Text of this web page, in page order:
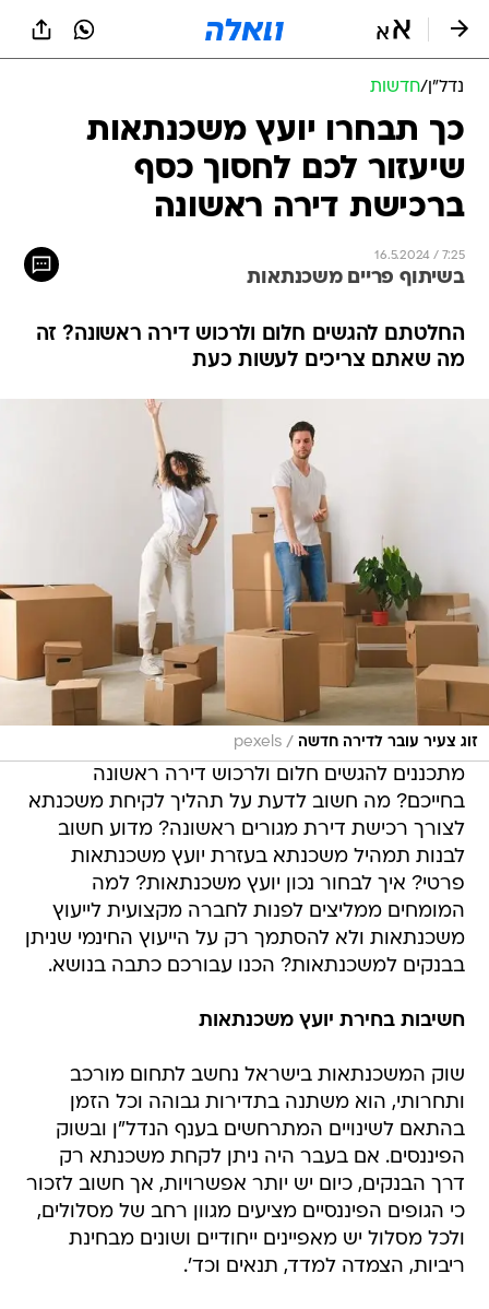
נדל״ן/חדשות
כך תבחרו יועץ משכנתאות
שיעזור לכם לחסוך כסף
ברכישת דירה ראשונה
16.5.2024 / 7:25
בשיתוף פריים משכנתאות
החלטתם להגשים חלום ולרכוש דירה ראשונה? זה
מה שאתם צריכים לעשות כעת
זוג צעיר עובר לדירה חדשה /
pexels
מתכננים להגשים חלום ולרכוש דירה ראשונה
בחייכם? מה חשוב לדעת על תהליך לקיחת משכנתא
לצורך רכישת דירת מגורים ראשונה? מדוע חשוב
לבנות תמהיל משכנתא בעזרת יועץ משכנתאות
פרטי? איך לבחור נכון יועץ משכנתאות? למה
המומחים ממליצים לפנות לחברה מקצועית לייעוץ
משכנתאות ולא להסתמך רק על הייעוץ החינמי שניתן
בבנקים למשכנתאות? הכנו עבורכם כתבה בנושא.
חשיבות בחירת יועץ משכנתאות
שוק המשכנתאות בישראל נחשב לתחום מורכב
ותחרותי, הוא משתנה בתדירות גבוהה וכל הזמן
בהתאם לשינויים המתרחשים בענף הנדל"ן ובשוק
הפיננסים. אם בעבר היה ניתן לקחת משכנתא רק
דרך הבנקים, כיום יש יותר אפשרויות, אך חשוב לזכור
כי הגופים הפיננסיים מציעים מגוון רחב של מסלולים,
ולכל מסלול יש מאפיינים ייחודיים ושונים מבחינת
ריביות, הצמדה למדד, תנאים וכד'.